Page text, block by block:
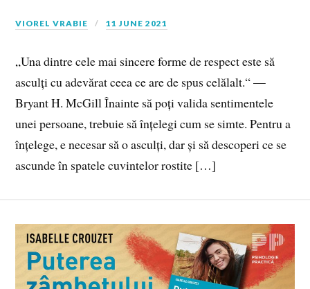
VIOREL VRABIE 11 JUNE 2021
„Una dintre cele mai sincere forme de respect este să
asculți cu adevărat ceea ce are de spus celălalt.“ —
Bryant H. McGill Înainte să poți valida sentimentele
unei persoane, trebuie să înțelegi cum se simte. Pentru a
înțelege, e necesar să o asculți, dar și să descoperi ce se
ascunde în spatele cuvintelor rostite […]